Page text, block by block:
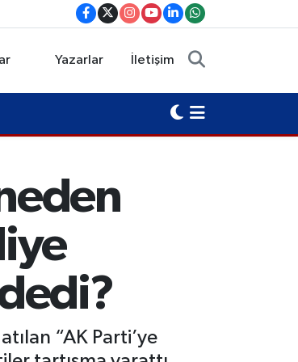
Yazarlar İletişim
“AK Parti’ye